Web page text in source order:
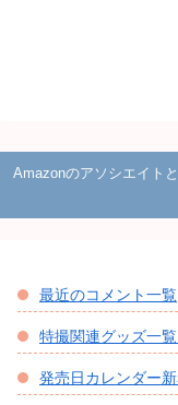
Amazonのアソシエイト
最近のコメント一覧
特撮関連グッズ一
発売日カレンダー